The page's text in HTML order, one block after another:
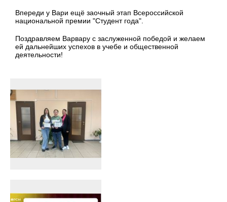
Впереди у Вари ещё заочный этап Всероссийской
национальной премии "Студент года".
Поздравляем Варвару с заслуженной победой и желаем
ей дальнейших успехов в учебе и общественной
деятельности!